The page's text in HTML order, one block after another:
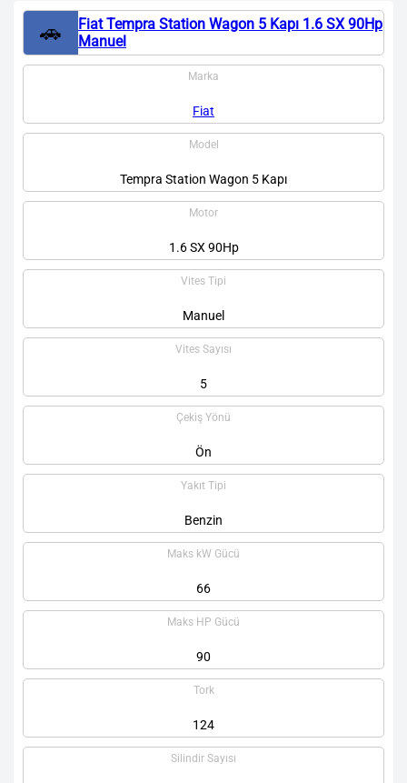
🚗
Fiat Tempra Station Wagon 5 Kapı 1.6 SX 90Hp
Manuel
Marka
Fiat
Model
Tempra Station Wagon 5 Kapı
Motor
1.6 SX 90Hp
Vites Tipi
Manuel
Vites Sayısı
5
Çekiş Yönü
Ön
Yakıt Tipi
Benzin
Maks kW Gücü
66
Maks HP Gücü
90
Tork
124
Silindir Sayısı